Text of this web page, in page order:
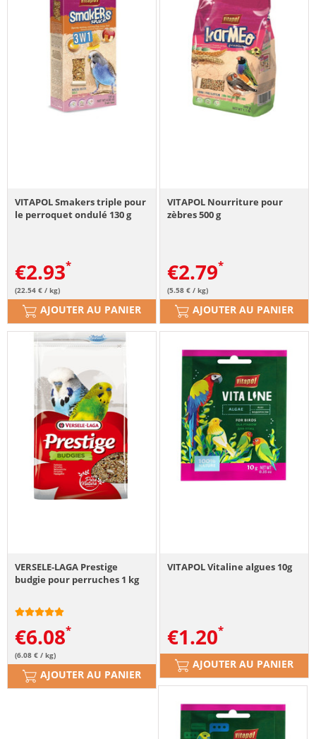
VITAPOL Smakers triple pour
le perroquet ondulé 130 g
€2.93
(22.54 € / kg)
AJOUTER AU PANIER
VITAPOL Nourriture pour
zèbres 500 g
€2.79
(5.58 € / kg)
AJOUTER AU PANIER
VERSELE-LAGA Prestige
budgie pour perruches 1 kg
€6.08
(6.08 € / kg)
AJOUTER AU PANIER
VITAPOL Vitaline algues 10g
€1.20
AJOUTER AU PANIER